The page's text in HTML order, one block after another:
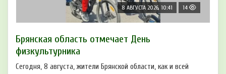
8 АВГУСТА 2026, 10:41 14
Брянская область отмечает День
физкультурника
Сегодня, 8 августа, жители Брянской области, как и всей